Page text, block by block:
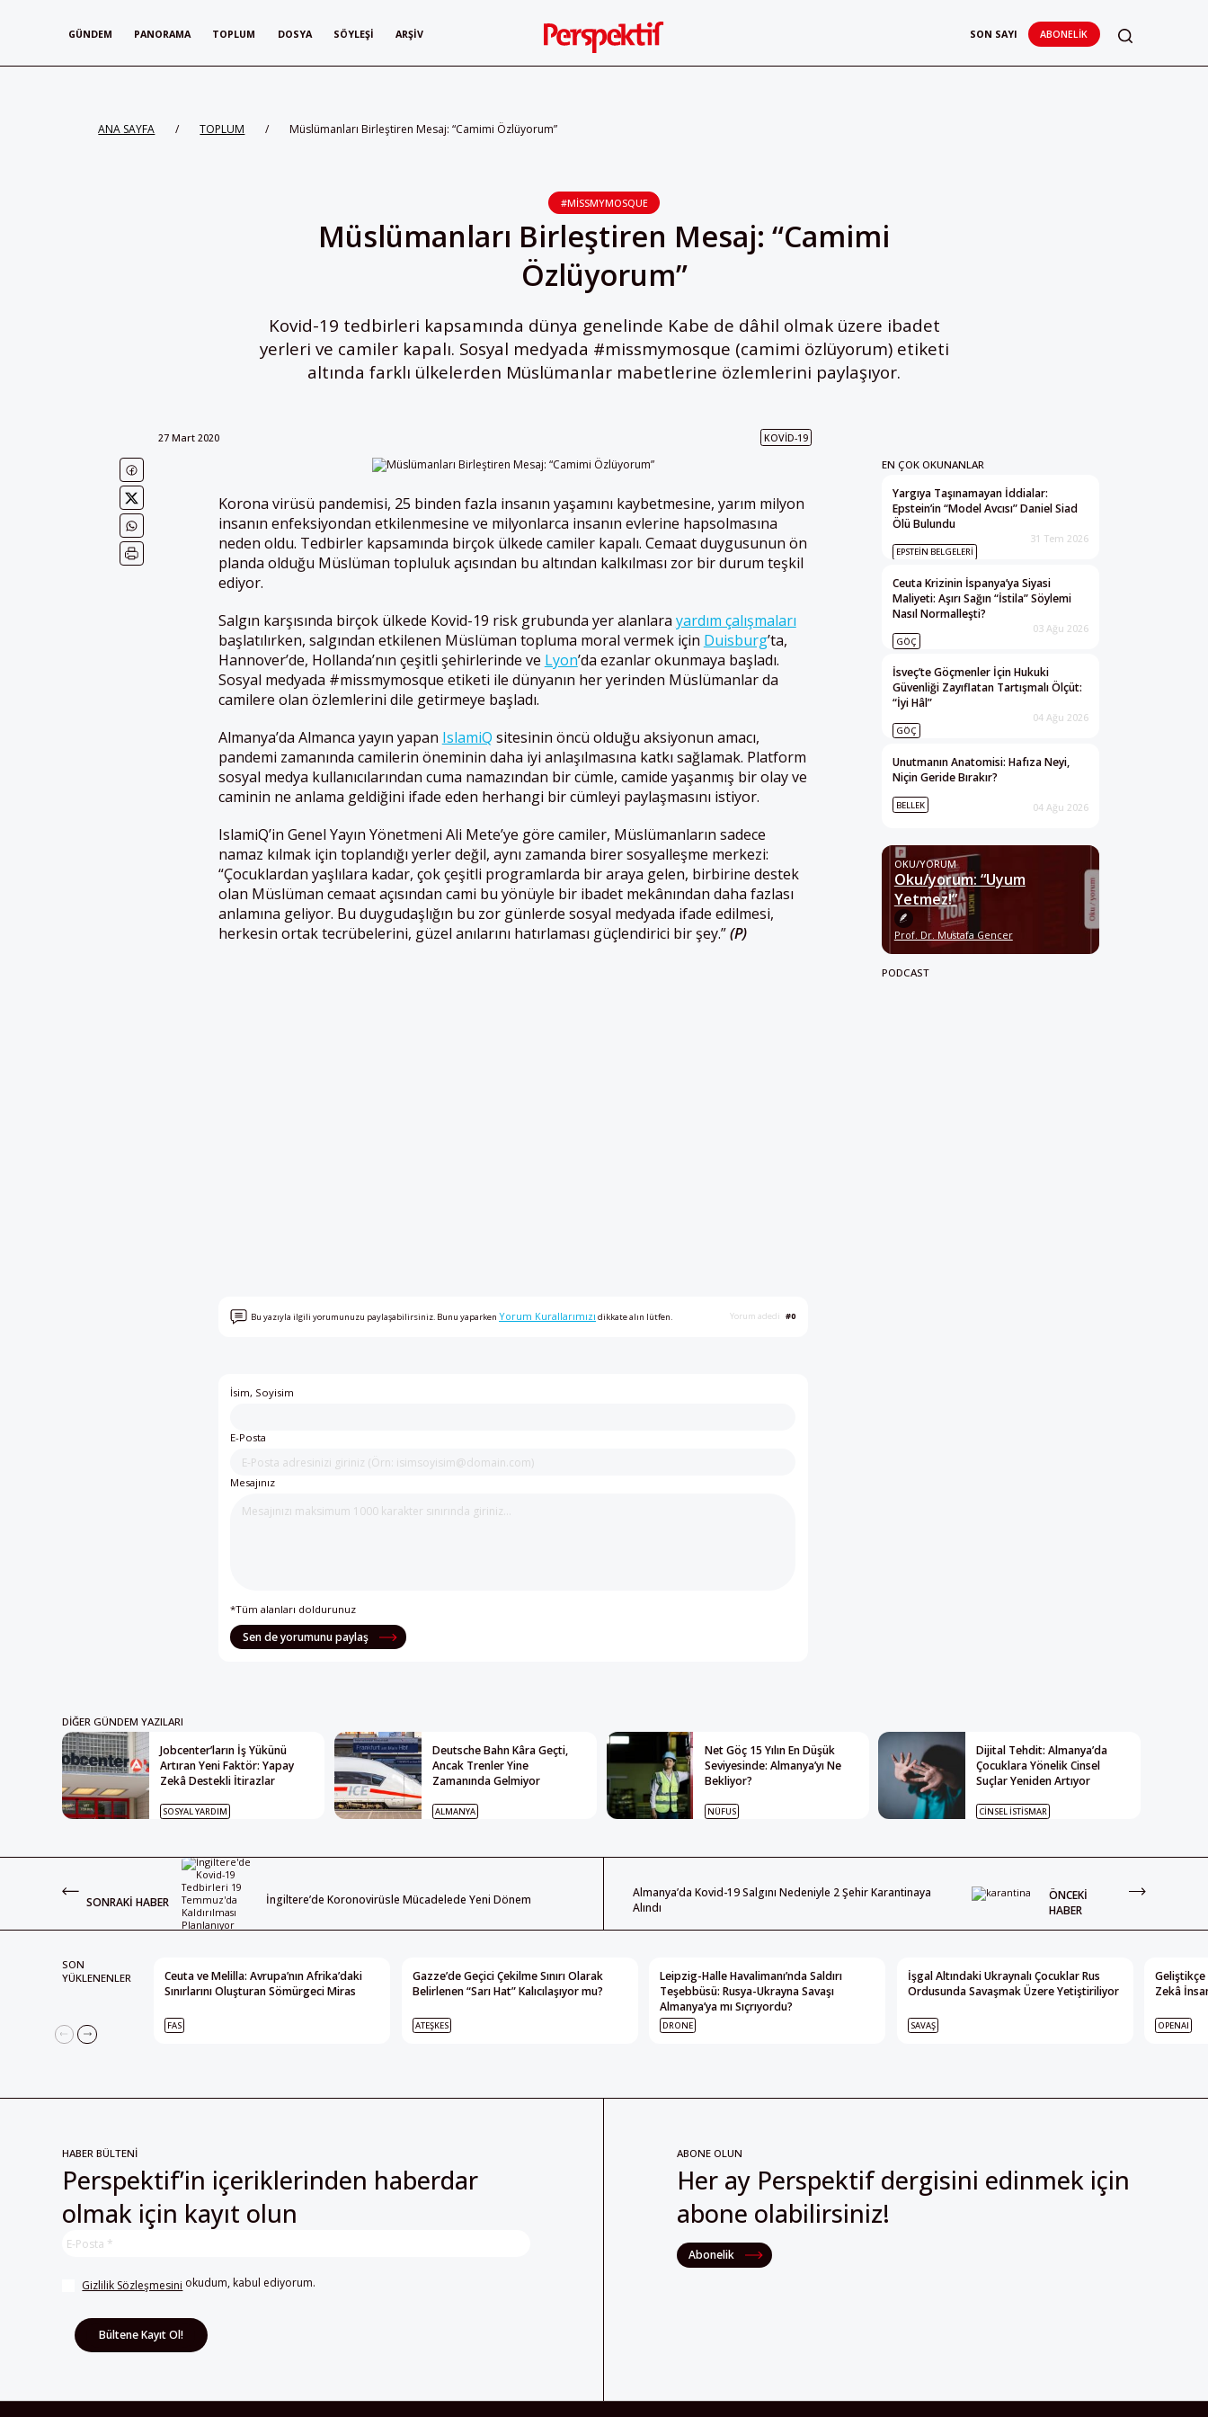
GÜNDEM PANORAMA TOPLUM DOSYA SÖYLEŞI ARŞIV SON SAYI ABONELIK
ANA SAYFA / TOPLUM / Müslümanları Birleştiren Mesaj: “Camimi Özlüyorum”
#MISSMYMOSQUE
Müslümanları Birleştiren Mesaj: “Camimi
Özlüyorum”
Kovid-19 tedbirleri kapsamında dünya genelinde Kabe de dâhil olmak üzere ibadet
yerleri ve camiler kapalı. Sosyal medyada #missmymosque (camimi özlüyorum) etiketi
altında farklı ülkelerden Müslümanlar mabetlerine özlemlerini paylaşıyor.
27 Mart 2020 KOVID-19
Korona virüsü pandemisi, 25 binden fazla insanın yaşamını kaybetmesine, yarım milyon
insanın enfeksiyondan etkilenmesine ve milyonlarca insanın evlerine hapsolmasına
neden oldu. Tedbirler kapsamında birçok ülkede camiler kapalı. Cemaat duygusunun ön
planda olduğu Müslüman topluluk açısından bu altından kalkılması zor bir durum teşkil
ediyor.
Salgın karşısında birçok ülkede Kovid-19 risk grubunda yer alanlara yardım çalışmaları
başlatılırken, salgından etkilenen Müslüman topluma moral vermek için Duisburg’ta,
Hannover’de, Hollanda’nın çeşitli şehirlerinde ve Lyon’da ezanlar okunmaya başladı.
Sosyal medyada #missmymosque etiketi ile dünyanın her yerinden Müslümanlar da
camilere olan özlemlerini dile getirmeye başladı.
Almanya’da Almanca yayın yapan IslamiQ sitesinin öncü olduğu aksiyonun amacı,
pandemi zamanında camilerin öneminin daha iyi anlaşılmasına katkı sağlamak. Platform
sosyal medya kullanıcılarından cuma namazından bir cümle, camide yaşanmış bir olay ve
caminin ne anlama geldiğini ifade eden herhangi bir cümleyi paylaşmasını istiyor.
IslamiQ’in Genel Yayın Yönetmeni Ali Mete’ye göre camiler, Müslümanların sadece
namaz kılmak için toplandığı yerler değil, aynı zamanda birer sosyalleşme merkezi:
“Çocuklardan yaşlılara kadar, çok çeşitli programlarda bir araya gelen, birbirine destek
olan Müslüman cemaat açısından cami bu yönüyle bir ibadet mekânından daha fazlası
anlamına geliyor. Bu duygudaşlığın bu zor günlerde sosyal medyada ifade edilmesi,
herkesin ortak tecrübelerini, güzel anılarını hatırlaması güçlendirici bir şey.”(P)
Bu yazıyla ilgili yorumunuzu paylaşabilirsiniz. Bunu yaparkenYorum Kurallarımızı dikkate alın lütfen. Yorum adedi #0
İsim, Soyisim
E-Posta
Mesajınız
*Tüm alanları doldurunuz
Sen de yorumunu paylaş
EN ÇOK OKUNANLAR
Yargıya Taşınamayan İddialar:
Epstein’in “Model Avcısı” Daniel Siad
Ölü Bulundu
EPSTEIN BELGELERI
31 Tem 2026
Ceuta Krizinin İspanya’ya Siyasi
Maliyeti: Aşırı Sağın “İstila” Söylemi
Nasıl Normalleşti?
GÖÇ
03 Ağu 2026
İsveç’te Göçmenler İçin Hukuki
Güvenliği Zayıflatan Tartışmalı Ölçüt:
“İyi Hâl”
GÖÇ
04 Ağu 2026
Unutmanın Anatomisi: Hafıza Neyi,
Niçin Geride Bırakır?
BELLEK 04 Ağu 2026
OKU/YORUM
Oku/yorum: “Uyum
Yetmez!”
Prof. Dr. Mustafa Gencer
PODCAST
DIĞER GÜNDEM YAZILARI
Jobcenter’ların İş Yükünü
Artıran Yeni Faktör: Yapay
Zekâ Destekli İtirazlar
SOSYAL YARDIM
Deutsche Bahn Kâra Geçti,
Ancak Trenler Yine
Zamanında Gelmiyor
ALMANYA
Net Göç 15 Yılın En Düşük
Seviyesinde: Almanya’yı Ne
Bekliyor?
NÜFUS
Dijital Tehdit: Almanya’da
Çocuklara Yönelik Cinsel
Suçlar Yeniden Artıyor
CINSEL İSTISMAR
SONRAKI HABER İngiltere’de Koronovirüsle Mücadelede Yeni Dönem
Almanya’da Kovid-19 Salgını Nedeniyle 2 Şehir Karantinaya
Alındı
ÖNCEKI
HABER
SON
YÜKLENENLER
Ceuta ve Melilla: Avrupa’nın Afrika’daki
Sınırlarını Oluşturan Sömürgeci Miras
FAS
Gazze’de Geçici Çekilme Sınırı Olarak
Belirlenen “Sarı Hat” Kalıcılaşıyor mu?
ATEŞKES
Leipzig-Halle Havalimanı’nda Saldırı
Teşebbüsü: Rusya-Ukrayna Savaşı
Almanya’ya mı Sıçrıyordu?
DRONE
İşgal Altındaki Ukraynalı Çocuklar Rus
Ordusunda Savaşmak Üzere Yetiştiriliyor
SAVAŞ
Geliştikçe
Zekâ
OPENAI
HABER BÜLTENİ
Perspektif’in içeriklerinden haberdar
olmak için kayıt olun
Gizlilik Sözleşmesini okudum, kabul ediyorum.
ABONE OLUN
Her ay Perspektif dergisini edinmek için
abone olabilirsiniz!
Abonelik